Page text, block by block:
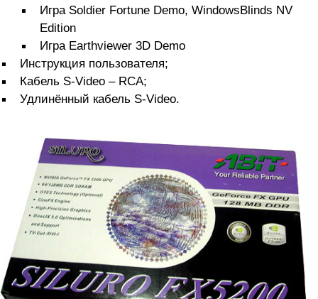
Игра Soldier Fortune Demo, WindowsBlinds NV
Edition
Игра Earthviewer 3D Demo
Инструкция пользователя;
Кабель S-Video – RCA;
Удлинённый кабель S-Video.